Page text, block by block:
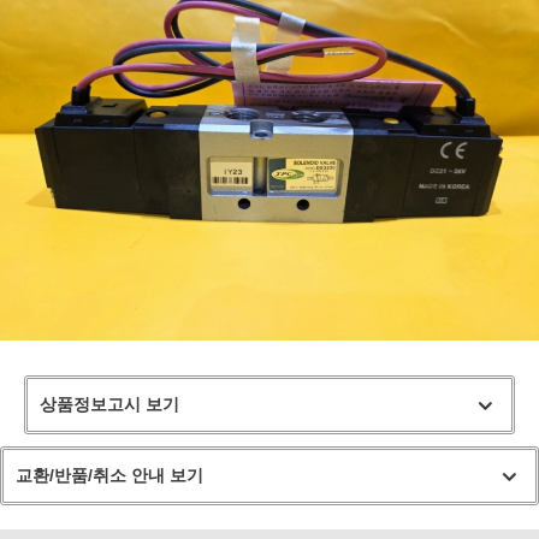
상품정보고시 보기
교환/반품/취소 안내 보기